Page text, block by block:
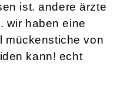
ist. andere ärzte
wir haben eine
mückenstiche von
kann! echt